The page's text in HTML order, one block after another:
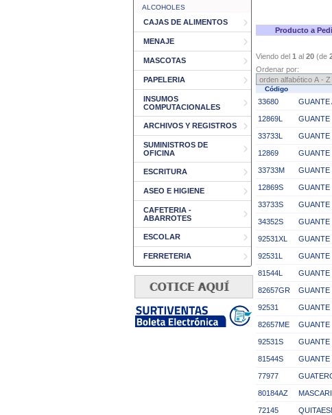
ALCOHOLES
CAJAS DE ALIMENTOS
MENAJE
MASCOTAS
PAPELERIA
INSUMOS
COMPUTACIONALES
ARCHIVOS Y REGISTROS
SUMINISTROS DE
OFICINA
ESCRITURA
ASEO E HIGIENE
CAFETERIA -
ABARROTES
ESCOLAR
FERRETERIA
Producto a
Viendo del 1 al 20 (de
Ordenar por:
Código
33680 GUANTE
12869L GUANTE
33733L GUANTE
12869 GUANTE
33733M GUANTE
12869S GUANTE
33733S GUANTE
34352S GUANTE
92531XL GUANTE
92531L GUANTE
81544L GUANTE
82657GR GUANTE
92531 GUANTE
82657ME GUANTE
92531S GUANTE
81544S GUANTE
77977
80184AZ
72145